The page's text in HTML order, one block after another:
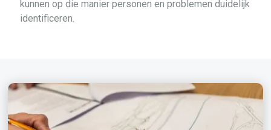
kunnen op die manier personen en problemen duidelijk
identificeren.